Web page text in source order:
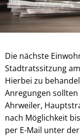
Die nächste
Stadtratssitzung
Hierbei zu
Anregungen
Ahrweiler,
nach Möglichkeit
per E-Mail unter